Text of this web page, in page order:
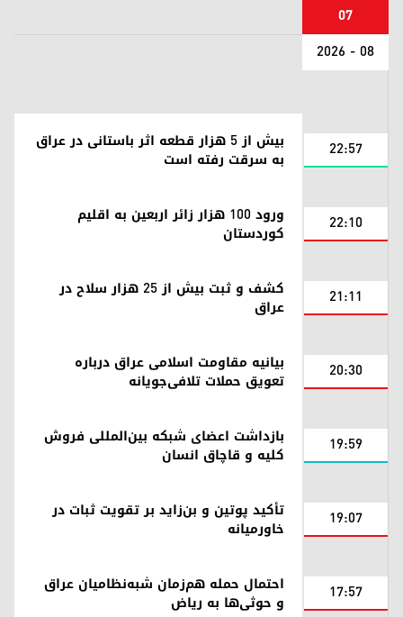
07
08 - 2026
22:57 بیش از ۵ هزار قطعه اثر باستانی در عراق
به سرقت رفته است
22:10 ورود ۱۰۰ هزار زائر اربعین به اقلیم
کوردستان
21:11 کشف و ثبت بیش از ۲۵ هزار سلاح در
عراق
20:30 بیانیه مقاومت اسلامی عراق درباره
تعویق حملات تلافی‌جویانه
19:59 بازداشت اعضای شبکه بین‌المللی فروش
کلیه و قاچاق انسان
19:07 تأکید پوتین و بن‌زاید بر تقویت ثبات در
خاورمیانه
17:57 احتمال حمله هم‌زمان شبه‌نظامیان عراق
و حوثی‌ها به ریاض